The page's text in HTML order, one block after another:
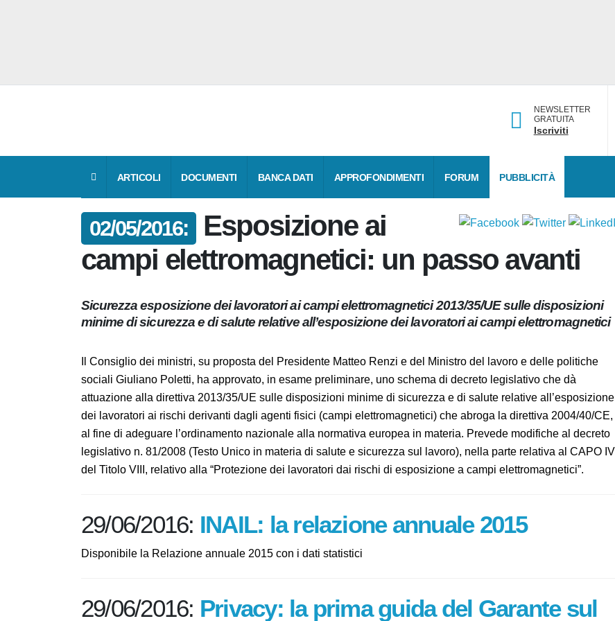
NEWSLETTER
GRATUITA
Iscriviti
ARTICOLI DOCUMENTI BANCA DATI APPROFONDIMENTI FORUM PUBBLICITÀ
02/05/2016:
Esposizione ai
campi elettromagnetici: un passo avanti
Sicurezza esposizione dei lavoratori ai campi elettromagnetici 2013/35/UE sulle
disposizioni minime di sicurezza e di salute relative all’esposizione dei lavoratori ai campi
Il Consiglio dei ministri, su proposta del Presidente Matteo Renzi e del Ministro del lavoro e delle
politiche sociali Giuliano Poletti, ha approvato, in esame preliminare, uno schema di decreto legislativo
che dà attuazione alla direttiva 2013/35/UE sulle disposizioni minime di sicurezza e di salute relative
all’esposizione dei lavoratori ai rischi derivanti dagli agenti fisici (campi elettromagnetici) che abroga la
direttiva 2004/40/CE, al fine di adeguare l’ordinamento nazionale alla normativa europea in materia.
Prevede modifiche al decreto legislativo n. 81/2008 (Testo Unico in materia di salute e sicurezza sul
29/06/2016:INAIL: la relazione annuale 2015